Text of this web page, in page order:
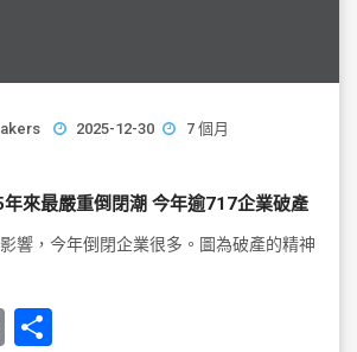
2025-12-30
7 個月
年來最嚴重倒閉潮 今年逾717企業破產
響，今年倒閉企業很多。圖為破產的精神
E